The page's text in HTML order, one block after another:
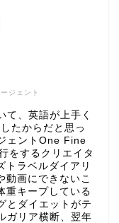
ジェント
て、英語が上手く
たからだと思っ
ェントOne Fine
をするクリエイタ
ラベルダイアリ
画にできないこ
重キープしている
とダイエットがテ
ガリア横断、翌年